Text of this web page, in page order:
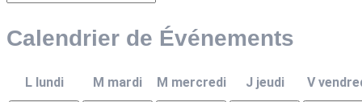
Calendrier de Événements
L lundi M mardi M mercredi J jeudi V